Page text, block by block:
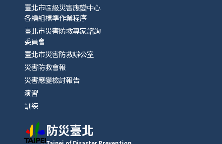
臺北市區級災害應變中心
各編組標準作業程序
臺北市災害防救專家諮詢
委員會
臺北市災害防救辦公室
災害防救會報
災害應變檢討報告
演習
訓練
防災臺北